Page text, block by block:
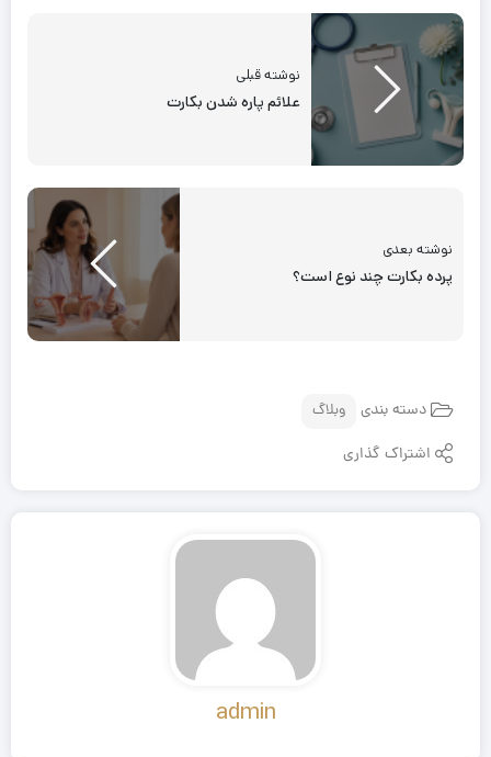
نوشته قبلی
علائم پاره شدن بكارت
نوشته بعدی
پرده بکارت چند نوع است؟
دسته بندی وبلاگ
اشتراک گذاری
admin